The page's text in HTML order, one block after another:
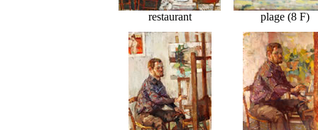
restaurant plage (8 F)